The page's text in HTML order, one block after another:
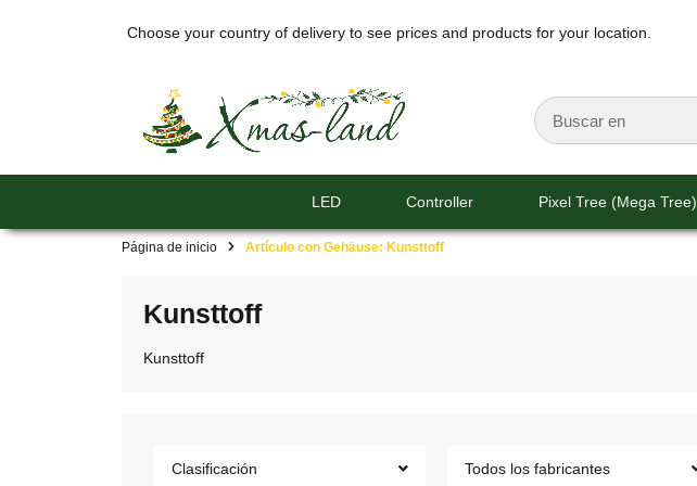
Choose your country of delivery to see prices and products for your location.
LED Controller Pixel Tree (Mega Tree)
Página de inicio Artículo con Gehäuse: Kunsttoff
Kunsttoff
Kunsttoff
Clasificación Todos los fabricantes